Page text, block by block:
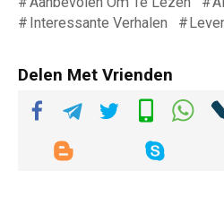
Interessante Verhalen
Delen Met Vrienden